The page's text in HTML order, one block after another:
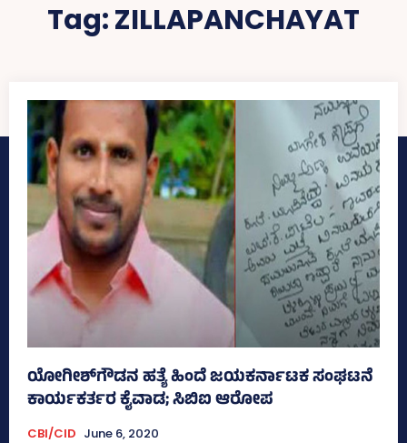
Tag:ZILLAPANCHAYAT
ಯೋಗೀಶ್‌ಗೌಡನ ಹತ್ಯೆ ಹಿಂದೆ ಜಯಕರ್ನಾಟಕ ಸಂಘಟನೆ
ಕಾರ್ಯಕರ್ತರ ಕೈವಾಡ; ಸಿಬಿಐ ಆರೋಪ
CBI/CID June 6, 2020